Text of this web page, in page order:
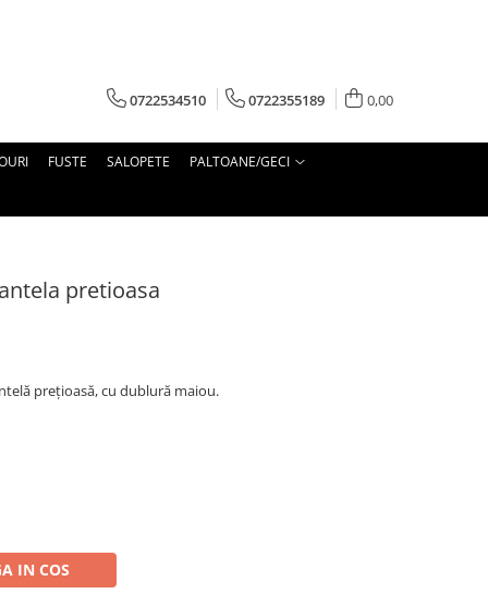
0722534510 0722355189 0,00
FUSTE SALOPETE PALTOANE/GECI
pretioasa
prețioasă, cu dublură maiou.
IN COS